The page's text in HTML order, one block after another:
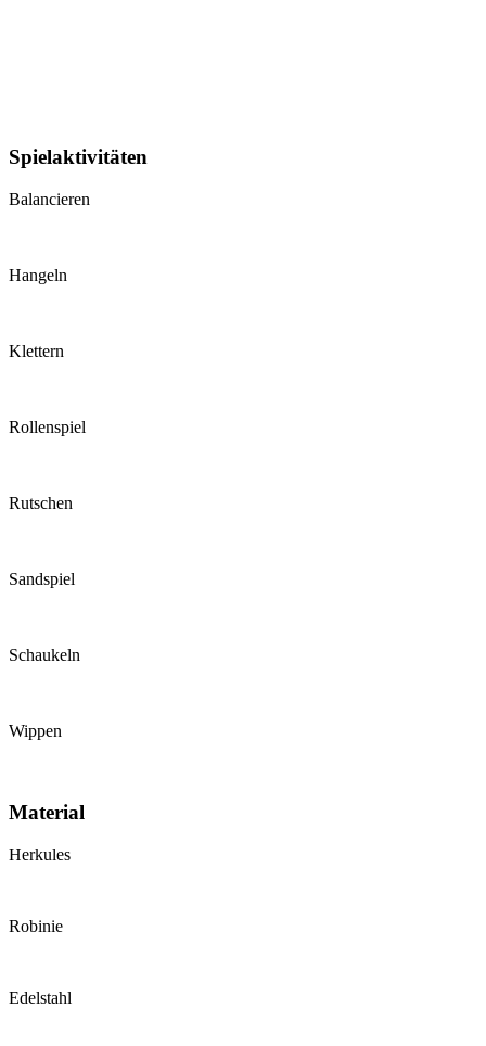
Spielaktivitäten
Balancieren
Hangeln
Klettern
Rollenspiel
Rutschen
Sandspiel
Schaukeln
Wippen
Material
Herkules
Robinie
Edelstahl